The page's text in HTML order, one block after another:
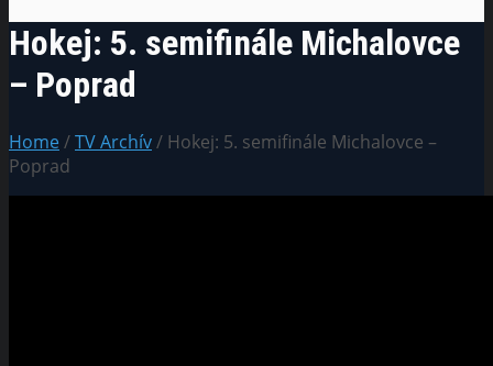
Hokej: 5. semifinále Michalovce
– Poprad
Home/TV Archív/ Hokej: 5. semifinále Michalovce –
Poprad